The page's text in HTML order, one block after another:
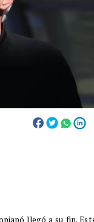
llegó a su fin.